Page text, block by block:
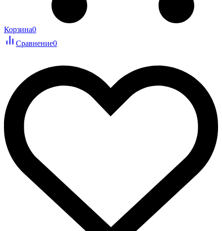
Корзина0
Сравнение0